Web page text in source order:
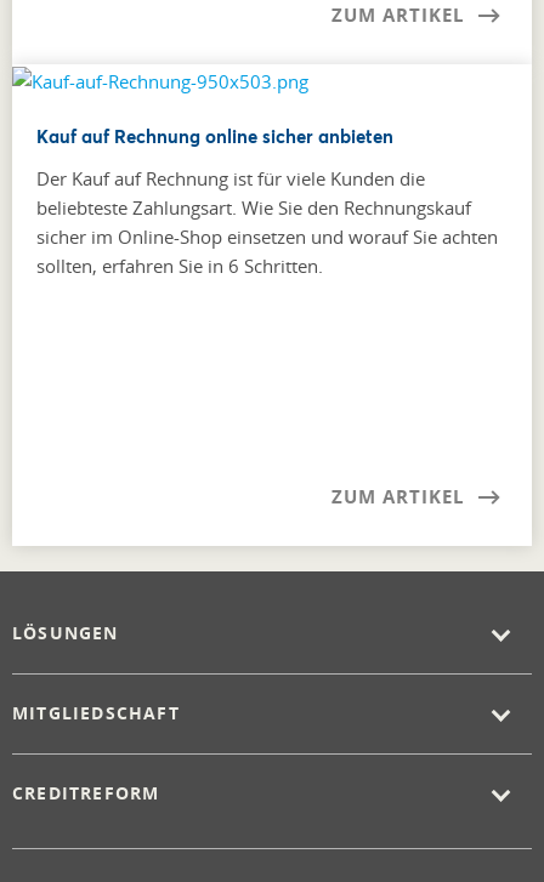
ZUM ARTIKEL
Kauf auf Rechnung online sicher anbieten
Der Kauf auf Rechnung ist für viele Kunden die
beliebteste Zahlungsart. Wie Sie den Rechnungskauf
sicher im Online-Shop einsetzen und worauf Sie achten
sollten, erfahren Sie in 6 Schritten.
ZUM ARTIKEL
LÖSUNGEN
MITGLIEDSCHAFT
CREDITREFORM